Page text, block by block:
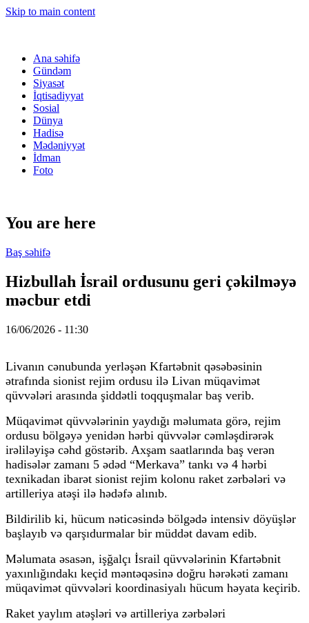
Skip to main content
Ana səhifə
Gündəm
Siyasət
İqtisadiyyat
Sosial
Dünya
Hadisə
Mədəniyyət
İdman
Foto
You are here
Baş səhifə
Hizbullah İsrail ordusunu geri çəkilməyə
məcbur etdi
16/06/2026 - 11:30
Livanın cənubunda yerləşən Kfartəbnit qəsəbəsinin
ətrafında sionist rejim ordusu ilə Livan müqavimət
qüvvələri arasında şiddətli toqquşmalar baş verib.
Müqavimət qüvvələrinin yaydığı məlumata görə, rejim
ordusu bölgəyə yenidən hərbi qüvvələr cəmləşdirərək
irəliləyişə cəhd göstərib. Axşam saatlarında baş verən
hadisələr zamanı 5 ədəd “Merkava” tankı və 4 hərbi
texnikadan ibarət sionist rejim kolonu raket zərbələri və
artilleriya atəşi ilə hədəfə alınıb.
Bildirilib ki, hücum nəticəsində bölgədə intensiv döyüşlər
başlayıb və qarşıdurmalar bir müddət davam edib.
Məlumata əsasən, işğalçı İsrail qüvvələrinin Kfartəbnit
yaxınlığındakı keçid məntəqəsinə doğru hərəkəti zamanı
müqavimət qüvvələri koordinasiyalı hücum həyata keçirib.
Raket yaylım atəşləri və artilleriya zərbələri